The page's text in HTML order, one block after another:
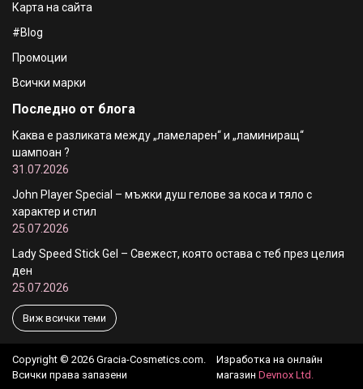
Карта на сайта
#Blog
Промоции
Всички марки
Последно от блога
Каква е разликата между „ламеларен“ и „ламиниращ“
шампоан ?
31.07.2026
John Player Special – мъжки душ гелове за коса и тяло с
характер и стил
25.07.2026
Lady Speed Stick Gel – Свежест, която остава с теб през целия
ден
25.07.2026
Виж всички теми
Copyright © 2026 Gracia-Cosmetics.com.
Всички права запазени
Изработка на онлайн
магазин Devnox Ltd.